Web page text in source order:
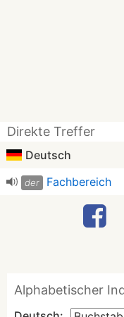
Direkte Treffer
Deutsch
der Fachbereich
Alphabetischer